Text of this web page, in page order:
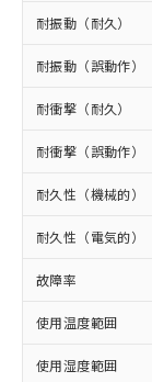
耐振動（耐久）
耐振動（誤動作）
耐衝撃（耐久）
耐衝撃（誤動作）
耐久性（機械的）
耐久性（電気的）
故障率
使用温度範囲
使用湿度範囲
了
ご
オ
点
く
鉛(Pb)
ミウム
類(PBB)
(PBDE)
ル)
ルベンジル
（DBP）
但し、
フタル酸
図的な使
部品在
月が前
Pb(鉛)
Cr(Ⅵ)(六価
ニル類) :
DBP(フタ
ル) :
DEHP(フ
※2 環
準値以
「10」
質が外
及ぼさ
と
当
武
当
号
○
空